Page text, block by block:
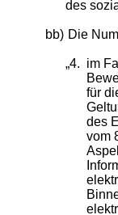
des
bb) Die
„4. im
für
des
vom